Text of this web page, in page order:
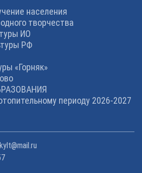
населения
творчества
ИО
РФ
«Горняк»
периоду 2026-2027